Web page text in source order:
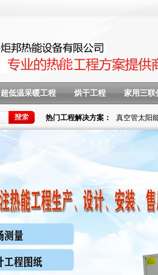
超低温采暖工程 烘干工程 家用三联
热门工程解决方案： 真空管太阳